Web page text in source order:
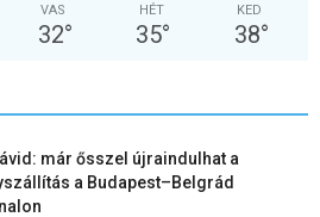
VAS
32°
HÉT
35°
KED
38°
már ősszel újraindulhat a
a Budapest–Belgrád